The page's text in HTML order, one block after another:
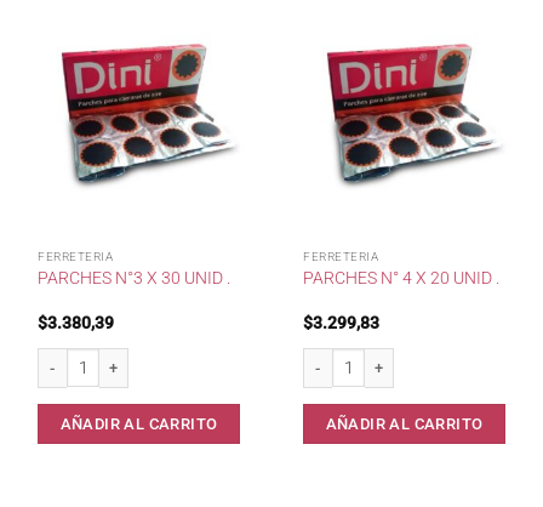
FERRETERIA
PARCHES N°3 X 30 UNID .
$3.380,39
Parches N°3 x 30 unid . cantidad
AÑADIR AL CARRITO
FERRETERIA
PARCHES N° 4 X 20 UNID .
$3.299,83
Parches N° 4 x 20 unid . cantidad
AÑADIR AL CARRITO